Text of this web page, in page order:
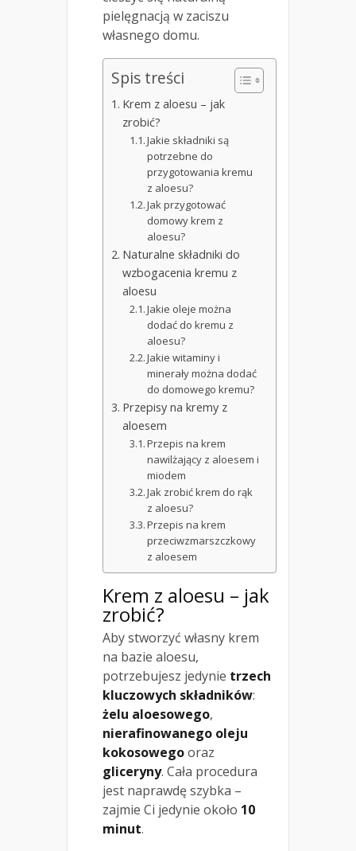
pielęgnacją w zaciszu
własnego domu.
Spis treści
Krem z aloesu – jak
zrobić?
Jakie składniki są
potrzebne do
przygotowania kremu
z aloesu?
Jak przygotować
domowy krem z
aloesu?
Naturalne składniki do
wzbogacenia kremu z
aloesu
Jakie oleje można
dodać do kremu z
aloesu?
Jakie witaminy i
minerały można dodać
do domowego kremu?
Przepisy na kremy z
aloesem
Przepis na krem
nawilżający z aloesem i
miodem
Jak zrobić krem do rąk
z aloesu?
Przepis na krem
przeciwzmarszczkowy
z aloesem
Krem z aloesu – jak
zrobić?
Aby stworzyć własny krem
na bazie aloesu,
potrzebujesz jedynie trzech
kluczowych składników:
żelu aloesowego,
nierafinowanego oleju
kokosowegooraz
gliceryny. Cała procedura
jest naprawdę szybka –
zajmie Ci jedynie około 10
minut.